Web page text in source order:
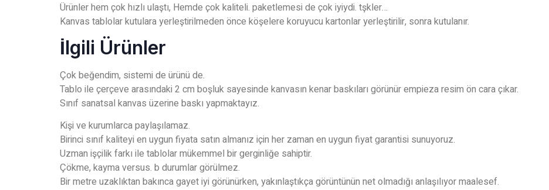
Ürünler hem çok hızlı ulaştı, Hemde çok kaliteli. paketlemesi de çok iyiydi. tşkler…
Kanvas tablolar kutulara yerleştirilmeden önce köşelere koruyucu kartonlar yerleştirilir, sonra kutulanır.
İlgili Ürünler
Çok beğendim, sistemi de ürünü de.
Tablo ile çerçeve arasındaki 2 cm boşluk sayesinde kanvasın kenar baskıları görünür empieza resim ön cara çıkar.
Sınıf sanatsal kanvas üzerine baskı yapmaktayız.
Kişi ve kurumlarca paylaşılamaz.
Birinci sınıf kaliteyi en uygun fiyata satın almanız için her zaman en uygun fiyat garantisi sunuyoruz.
Uzman işçilik farkı ile tablolar mükemmel bir gerginliğe sahiptir.
Çökme, kayma versus. b durumlar görülmez.
Bir metre uzaklıktan bakınca gayet iyi görünürken, yakınlaştıkça görüntünün net olmadığı anlaşılıyor maalesef.